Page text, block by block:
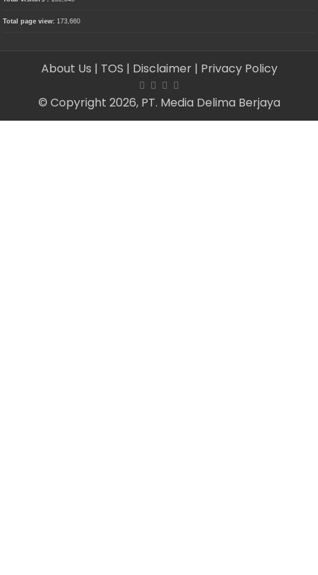
Total page view:173,660
About Us | TOS | Disclaimer | Privacy Policy
© Copyright 2026, PT. Media Delima Berjaya